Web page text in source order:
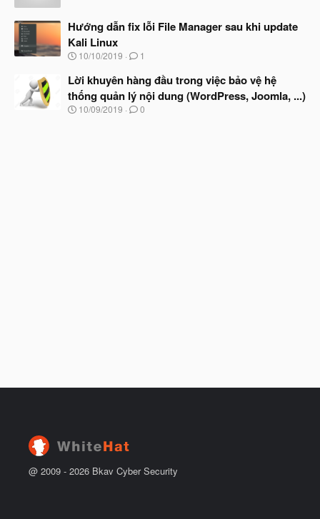
đ
ầ
u
y
b
ắ
t
ầ
u
Hướng dẫn fix lỗi File Manager sau khi update
Kali Linux
N
à
y
b
ắ
10/10/2019 1
Lời khuyên hàng đầu trong việc bảo vệ hệ
thống quản lý nội dung (WordPress, Joomla, ...)
N
10/09/2019 0
@ 2009 - 2026 Bkav Cyber Security